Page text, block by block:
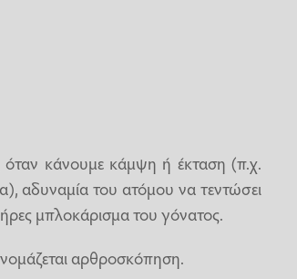
κάνουμε κάμψη ή έκταση (π.χ.
αδυναμία του ατόμου να τεντώσει
μπλοκάρισμα του γόνατος.
αρθροσκόπηση.